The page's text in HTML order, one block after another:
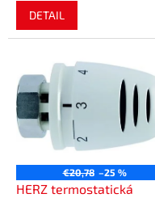
DETAIL
€20,78 –25 %
HERZ termostatická